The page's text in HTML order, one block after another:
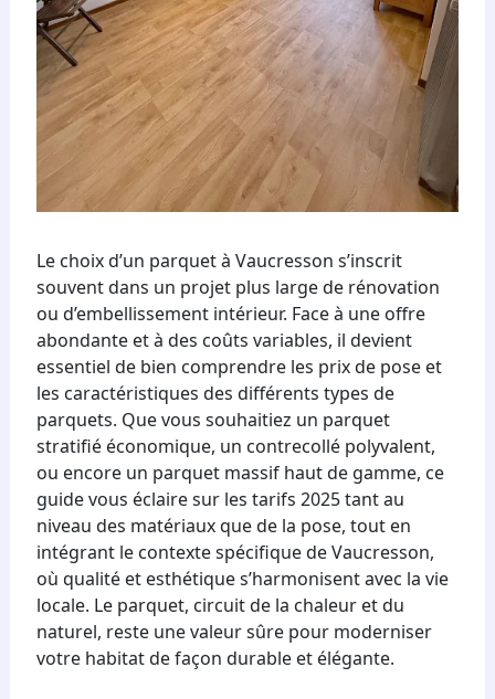
Le choix d’un parquet à Vaucresson s’inscrit
souvent dans un projet plus large de rénovation
ou d’embellissement intérieur. Face à une offre
abondante et à des coûts variables, il devient
essentiel de bien comprendre les prix de pose et
les caractéristiques des différents types de
parquets. Que vous souhaitiez un parquet
stratifié économique, un contrecollé polyvalent,
ou encore un parquet massif haut de gamme, ce
guide vous éclaire sur les tarifs 2025 tant au
niveau des matériaux que de la pose, tout en
intégrant le contexte spécifique de Vaucresson,
où qualité et esthétique s’harmonisent avec la vie
locale. Le parquet, circuit de la chaleur et du
naturel, reste une valeur sûre pour moderniser
votre habitat de façon durable et élégante.